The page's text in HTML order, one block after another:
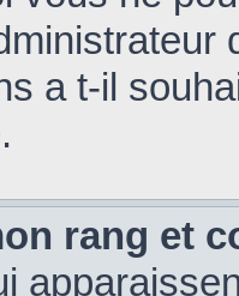
a t-il
rang et